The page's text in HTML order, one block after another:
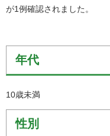
が1例確認されました。
年代
10歳未満
性別